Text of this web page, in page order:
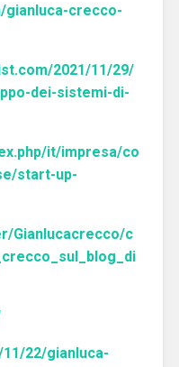
gianluca-crecco-
2021/11/29/
dei-sistemi-di-
it/impresa/co
start-up-
Gianlucacrecco/c
22/gianluca-